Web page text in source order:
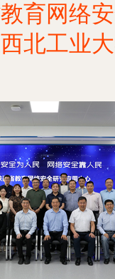
育网络安
北工业